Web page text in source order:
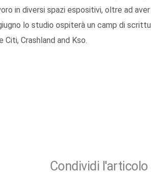
in diversi spazi espositivi, oltre ad
lo studio ospiterà un camp di
Crashland and Kso.
Condividi l'articolo